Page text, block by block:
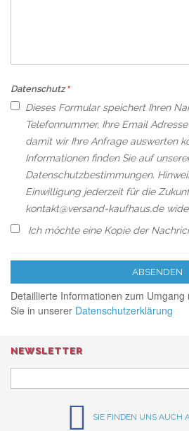
Datenschutz
Dieses Formular speichert Ihren
Telefonnummer, Ihre Email
damit wir Ihre Anfrage auswerten
Informationen finden Sie auf
Datenschutzbestimmungen.
Einwilligung jederzeit für die
kontakt@versand-kaufhaus.de
Ich möchte eine Kopie der
ABSENDEN
Detaillierte Informationen zum
Sie in unserer Datenschutzerklärung
NEWSLETTER
SIE FINDEN UNS AUCH